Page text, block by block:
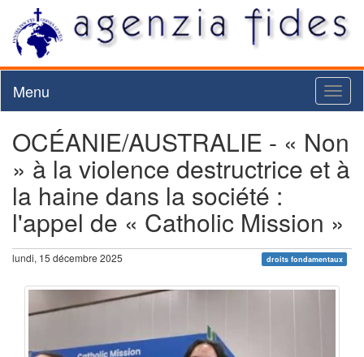
Menu
OCÉANIE/AUSTRALIE - « Non
» à la violence destructrice et à
la haine dans la société :
l'appel de « Catholic Mission »
lundi, 15 décembre 2025 droits fondamentaux